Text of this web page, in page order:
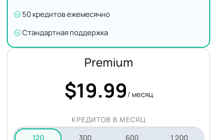
50 кредитов ежемесячно
Стандартная поддержка
Premium
$19.99/ месяц
КРЕДИТОВ В МЕСЯЦ
120 300 600 1 200